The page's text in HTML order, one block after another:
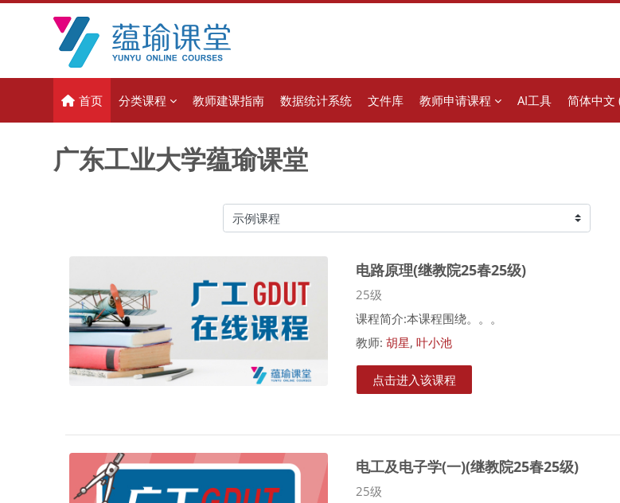
首页 分类课程 教师建课指南 数据统计系统 文件库 教师申请课程 AI工具 简体中文
广东工业大学蕴瑜课堂
课程类别
电路原理(继教院25春25级)
课程类别
25级
课程简介:本课程围绕。。。
教师:胡星,叶小池
点击进入该课程
电工及电子学(一)(继教院25春25级)
课程类别
25级